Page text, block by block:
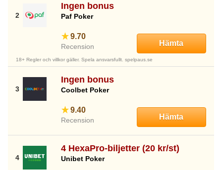
Ingen bonus
Paf Poker
9.70
Recension Hämta
18+ Regler och villkor gäller. Spela ansvarsfullt. spelpaus.se
Ingen bonus
Coolbet Poker
9.40
Recension Hämta
4 HexaPro-biljetter (20 kr/st)
Unibet Poker